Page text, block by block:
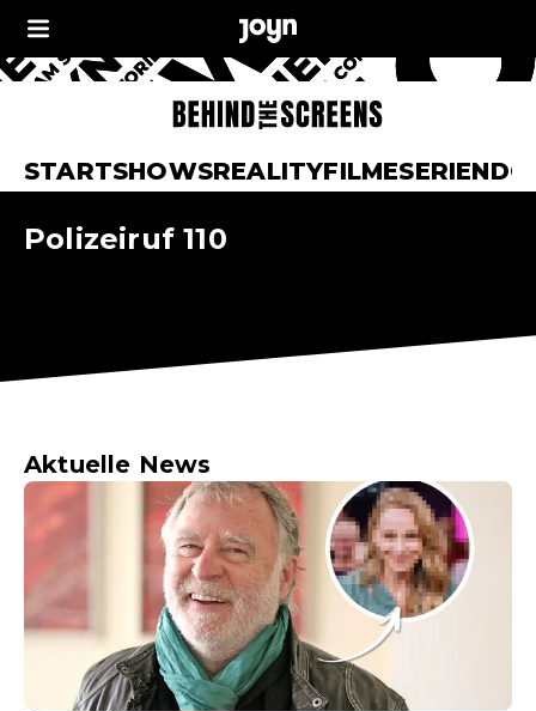
STARTSHOWSREALITYFILMESERIEN
Polizeiruf 110
Aktuelle News